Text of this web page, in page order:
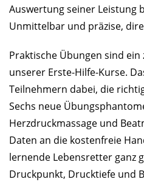
Auswertung seiner Leistung
Unmittelbar und präzise,
Praktische Übungen sind
unserer Erste-Hilfe-Kurse.
Teilnehmern dabei, die
Sechs neue
Herzdruckmassage und
Daten an die kostenfreie
lernende Lebensretter ganz
Druckpunkt, Drucktiefe und